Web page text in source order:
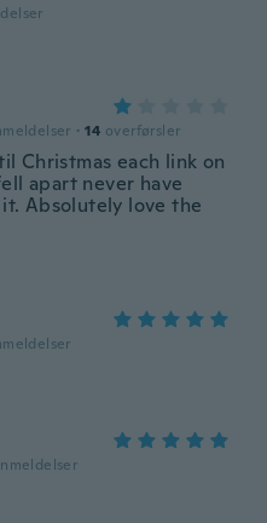
· 14 overførsler
Christmas each link on
apart never have
Absolutely love the